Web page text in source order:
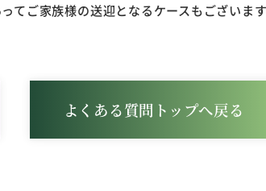
ご家族様の送迎となるケースもございます
よくある質問トップへ戻る